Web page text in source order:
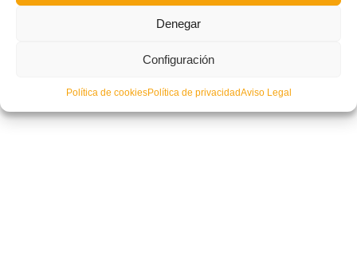
Denegar
Configuración
Política de cookiesPolítica de privacidadAviso Legal